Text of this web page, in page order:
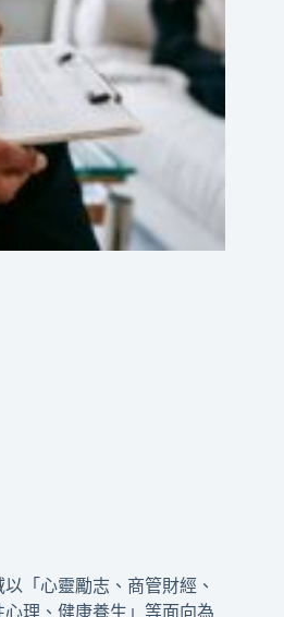
「心靈勵志、商管財經、
理、健康養生」等面向為